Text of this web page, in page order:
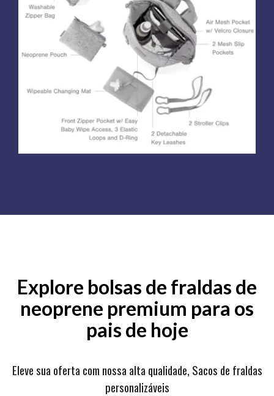
Explore bolsas de fraldas de
neoprene premium para os
pais de hoje
Eleve sua oferta com nossa alta qualidade, Sacos de fraldas
personalizáveis